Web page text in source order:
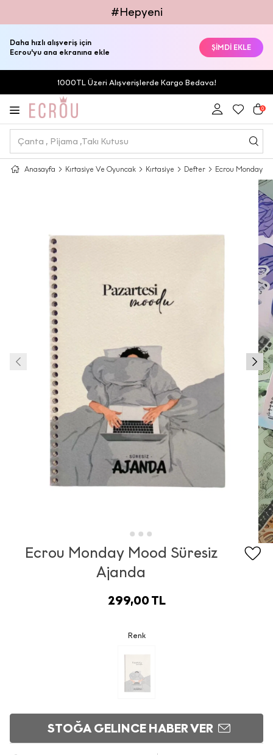
#Hepyeni
Daha hızlı alışveriş için
Ecrou'yu ana ekranına ekle
ŞİMDİ EKLE
1000TL Üzeri Alışverişlerde Kargo Bedava!
0
Anasayfa Kırtasiye Ve Oyuncak Kırtasiye Defter Ecrou Monday
Ecrou Monday Mood Süresiz
Ajanda
299,00 TL
Renk
STOĞA GELINCE HABER VER